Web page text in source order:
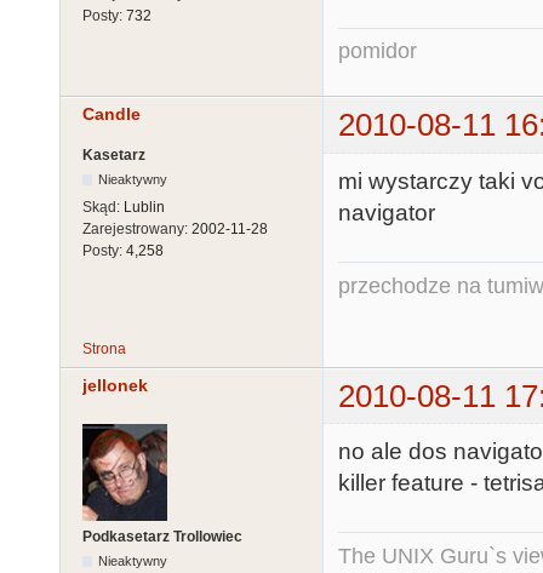
Posty: 732
pomidor
Candle 2010-08-11
Kasetarz
Nieaktywny
Skąd: Lublin
Zarejestrowany: 2002-11-28
Posty: 4,258
mi wystarczy taki
navigator
przechodze na
Strona
jellonek 2010-08-11
Podkasetarz Trollowiec
Nieaktywny
no ale dos
killer feature -
The UNIX Guru`s